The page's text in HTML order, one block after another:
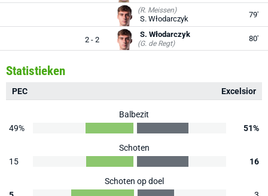
(R. Meissen)
S. Włodarczyk 79'
2 - 2
S. Włodarczyk
(G. de Regt)
80'
Statistieken
PEC Excelsior
Balbezit
49%
51%
Schoten
15
16
Schoten op doel